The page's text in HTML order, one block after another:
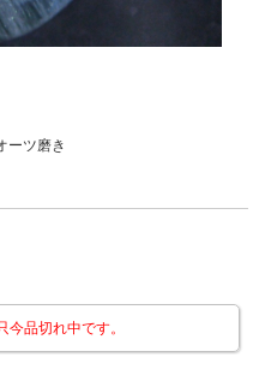
ーツ磨き
品切れ中です。